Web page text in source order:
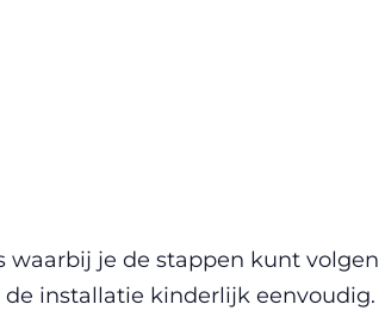
waarbij je de stappen kunt volgen
installatie kinderlijk eenvoudig.